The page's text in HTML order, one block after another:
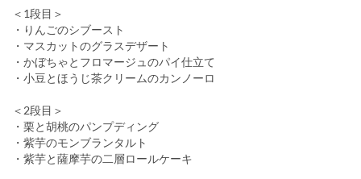
＜1段目＞
・りんごのシブースト
・マスカットのグラスデザート
・かぼちゃとフロマージュのパイ仕立て
・小豆とほうじ茶クリームのカンノーロ
＜2段目＞
・栗と胡桃のパンプディング
・紫芋のモンブランタルト
・紫芋と薩摩芋の二層ロールケーキ